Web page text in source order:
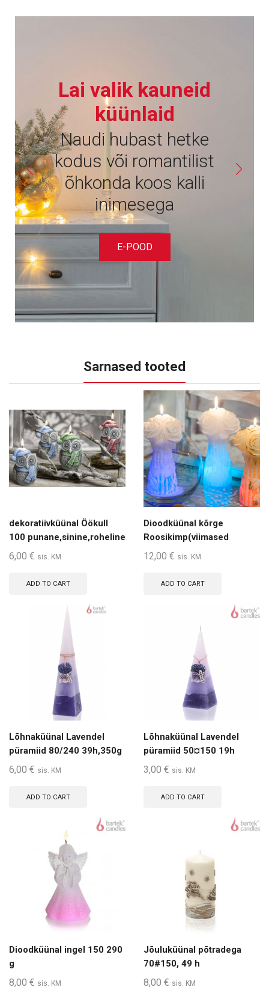
Lai valik kauneid
küünlaid
Naudi hubast hetke
kodus või romantilist
õhkonda koos kalli
inimesega
E-POOD
Sarnased tooted
dekoratiivküünal Öökull
100 punane,sinine,roheline
6,00 € sis. KM
ADD TO CART
Dioodküünal kõrge
Roosikimp(viimased
tooted)
12,00 € sis. KM
ADD TO CART
Lõhnaküünal Lavendel
püramiid 80/240 39h,350g
6,00 € sis. KM
ADD TO CART
Lõhnaküünal Lavendel
püramiid 50¤150 19h
3,00 € sis. KM
ADD TO CART
Dioodküünal ingel 150 290
g
8,00 € sis. KM
Jõuluküünal põtradega
70#150, 49 h
8,00 € sis. KM